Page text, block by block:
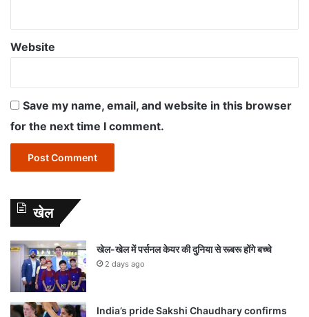
Website
Save my name, email, and website in this browser
for the next time I comment.
खेल
खेल-खेल में पर्सनल केयर की दुनिया से रूबरू होंगे बच्चे
2 days ago
India’s pride Sakshi Chaudhary confirms